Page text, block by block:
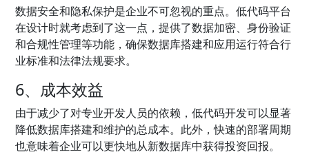
数据安全和隐私保护是企业不可忽视的重点。低代码平台
在设计时就考虑到了这一点，提供了数据加密、身份验证
和合规性管理等功能，确保数据库搭建和应用运行符合行
业标准和法律法规要求。
6、成本效益
由于减少了对专业开发人员的依赖，低代码开发可以显著
降低数据库搭建和维护的总成本。此外，快速的部署周期
也意味着企业可以更快地从新数据库中获得投资回报。